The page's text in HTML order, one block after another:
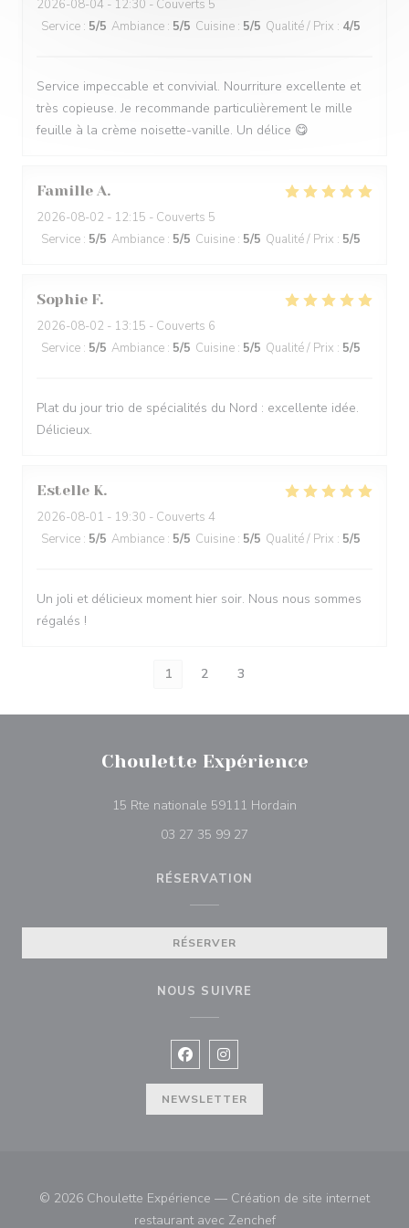
2026-08-04 - 12:30 - Couverts 5
Service : 5/5 Ambiance : 5/5 Cuisine : 5/5 Qualité / Prix : 4/5
Service impeccable et convivial. Nourriture excellente et
très copieuse. Je recommande particulièrement le mille
feuille à la crème noisette-vanille. Un délice 😋
Famille A
2026-08-02 - 12:15 - Couverts 5
Service : 5/5 Ambiance : 5/5 Cuisine : 5/5 Qualité / Prix : 5/5
Sophie F
2026-08-02 - 13:15 - Couverts 6
Service : 5/5 Ambiance : 5/5 Cuisine : 5/5 Qualité / Prix : 5/5
Plat du jour trio de spécialités du Nord : excellente idée.
Délicieux.
Estelle K
2026-08-01 - 19:30 - Couverts 4
Service : 5/5 Ambiance : 5/5 Cuisine : 5/5 Qualité / Prix : 5/5
Un joli et délicieux moment hier soir. Nous nous sommes
régalés !
1 2 3
Choulette Expérience
15 Rte nationale 59111 Hordain
03 27 35 99 27
RÉSERVATION
RÉSERVER
NOUS SUIVRE
Facebook ((ouvre une nouvelle
Instagram ((ouvre une
NEWSLETTER
© 2026 Choulette Expérience — Création de site internet
restaurant avec Zenchef((ouvre une nouvelle